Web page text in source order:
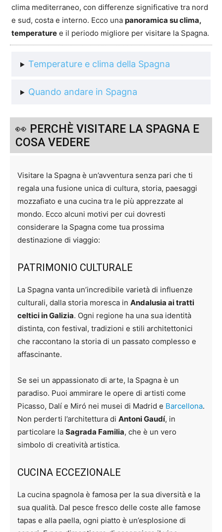
clima mediterraneo, con differenze significative tra nord
e sud, costa e interno. Ecco una panoramica su clima,
temperature e il periodo migliore per visitare la Spagna.
Temperature e clima della Spagna
Quando andare in Spagna
👀 PERCHÈ VISITARE LA SPAGNA E
COSA VEDERE
Visitare la Spagna è un’avventura senza pari che ti
regala una fusione unica di cultura, storia, paesaggi
mozzafiato e una cucina tra le più apprezzate al
mondo. Ecco alcuni motivi per cui dovresti
considerare la Spagna come tua prossima
destinazione di viaggio:
PATRIMONIO CULTURALE
La Spagna vanta un’incredibile varietà di influenze
culturali, dalla storia moresca in Andalusia ai tratti
celtici in Galizia. Ogni regione ha una sua identità
distinta, con festival, tradizioni e stili architettonici
che raccontano la storia di un passato complesso e
affascinante.
Se sei un appassionato di arte, la Spagna è un
paradiso. Puoi ammirare le opere di artisti come
Picasso, Dalí e Miró nei musei di Madrid e Barcellona.
Non perderti l’architettura di Antoni Gaudí, in
particolare la Sagrada Familia, che è un vero
simbolo di creatività artistica.
CUCINA ECCEZIONALE
La cucina spagnola è famosa per la sua diversità e la
sua qualità. Dal pesce fresco delle coste alle famose
tapas e alla paella, ogni piatto è un’esplosione di